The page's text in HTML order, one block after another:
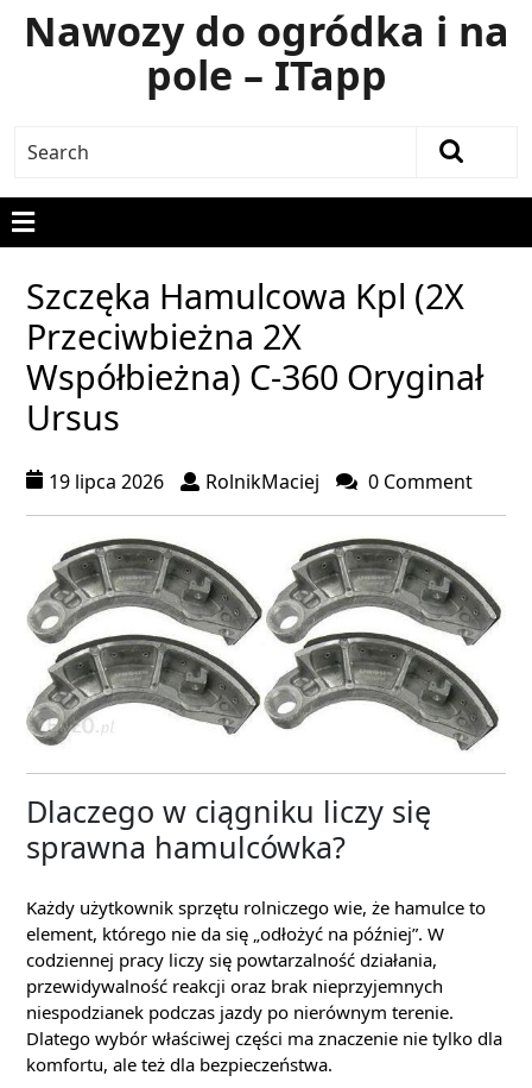
Nawozy do ogródka i na
pole – ITapp
Szczęka Hamulcowa Kpl (2X
Przeciwbieżna 2X
Współbieżna) C-360 Oryginał
Ursus
19 lipca 2026 RolnikMaciej 0 Comment
Dlaczego w ciągniku liczy się
sprawna hamulcówka?
Każdy użytkownik sprzętu rolniczego wie, że hamulce to
element, którego nie da się „odłożyć na później”. W
codziennej pracy liczy się powtarzalność działania,
przewidywalność reakcji oraz brak nieprzyjemnych
niespodzianek podczas jazdy po nierównym terenie.
Dlatego wybór właściwej części ma znaczenie nie tylko dla
komfortu, ale też dla bezpieczeństwa.